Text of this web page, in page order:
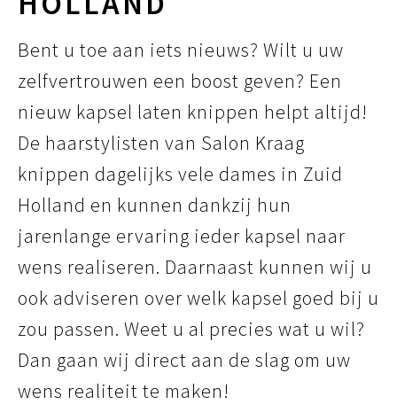
Bent u toe aan iets nieuws? Wilt u uw
zelfvertrouwen een boost geven? Een
nieuw kapsel laten knippen helpt altijd!
De haarstylisten van Salon Kraag
knippen dagelijks vele dames in Zuid
Holland en kunnen dankzij hun
jarenlange ervaring ieder kapsel naar
wens realiseren. Daarnaast kunnen wij u
ook adviseren over welk kapsel goed bij u
zou passen. Weet u al precies wat u wil?
Dan gaan wij direct aan de slag om uw
wens realiteit te maken!